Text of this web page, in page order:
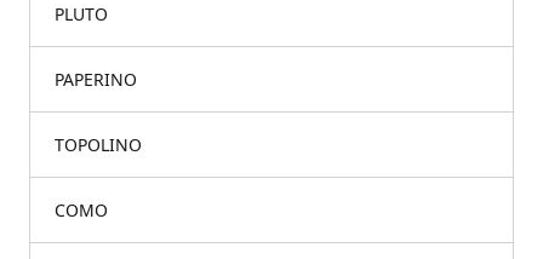
PLUTO
PAPERINO
TOPOLINO
COMO